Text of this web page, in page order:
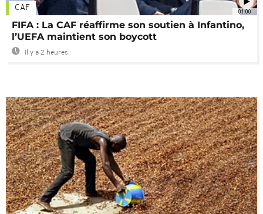
01:00
CAF
FIFA : La CAF réaffirme son soutien à Infantino,
l’UEFA maintient son boycott
Il y a 2 heures